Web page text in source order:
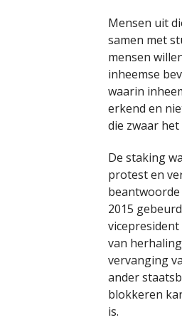
Mensen uit
samen met
mensen
inheemse
waarin
erkend en
die zwaar
De staking
protest en
2015
van
vervanging
ander
blokkeren
is.